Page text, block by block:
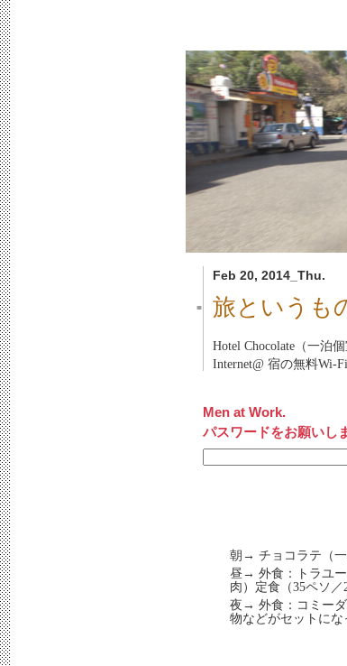
Feb 20, 2014_Thu.
■ 旅というも
Hotel Chocolate （一泊
Internet@ 宿の無料Wi-Fi
Men at Work.
パスワードをお願いし
朝→ チョコラテ（一
昼→ 外食：トラユー
肉）定食（35ペソ／
夜→ 外食：コミーダ
物などがセットにな